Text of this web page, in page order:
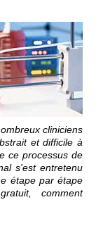
cliniciens
et difficile à
ce processus de
s'est entretenu
étape par étape
comment